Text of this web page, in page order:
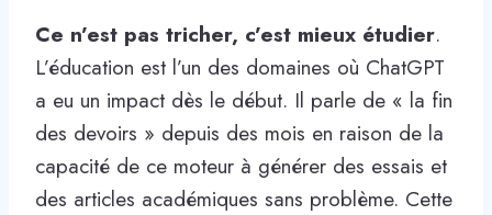
Ce n’est pas tricher, c’est mieux étudier.
L’éducation est l’un des domaines où ChatGPT
a eu un impact dès le début. Il parle de « la fin
des devoirs » depuis des mois en raison de la
capacité de ce moteur à générer des essais et
des articles académiques sans problème. Cette